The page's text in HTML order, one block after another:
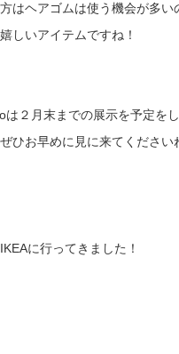
はヘアゴムは使う機会が多い
しいアイテムですね！
は２月末までの展示を予定を
ひお早めに見に来てくださ
に行ってきました！